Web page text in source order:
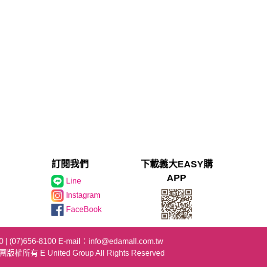
訂閱我們
Line
Instagram
FaceBook
下載義大EASY購
APP
(07)656-8100 E-mail： info@edamall.com.tw
版權所有 E United Group All Rights Reserved